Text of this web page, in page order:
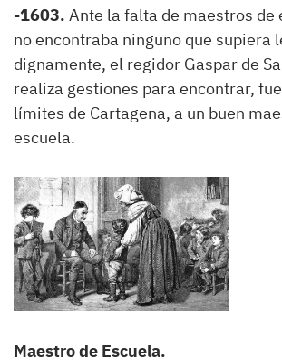
-1603. Ante la falta de maestros de
no encontraba ninguno que supiera
dignamente, el regidor Gaspar de
realiza gestiones para encontrar,
límites de Cartagena, a un buen
escuela.
Maestro de Escuela.